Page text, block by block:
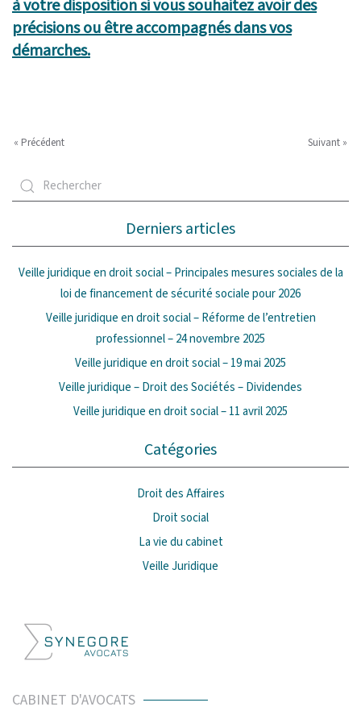
à votre disposition si vous souhaitez avoir des
précisions ou être accompagnés dans vos
démarches.
« Précédent Suivant »
Derniers articles
Veille juridique en droit social – Principales mesures sociales de la
loi de financement de sécurité sociale pour 2026
Veille juridique en droit social – Réforme de l’entretien
professionnel – 24 novembre 2025
Veille juridique en droit social – 19 mai 2025
Veille juridique – Droit des Sociétés – Dividendes
Veille juridique en droit social – 11 avril 2025
Catégories
Droit des Affaires
Droit social
La vie du cabinet
Veille Juridique
CABINET D'AVOCATS